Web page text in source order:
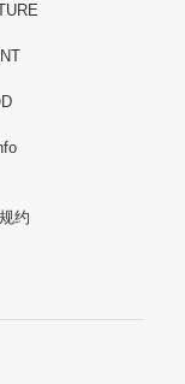
约